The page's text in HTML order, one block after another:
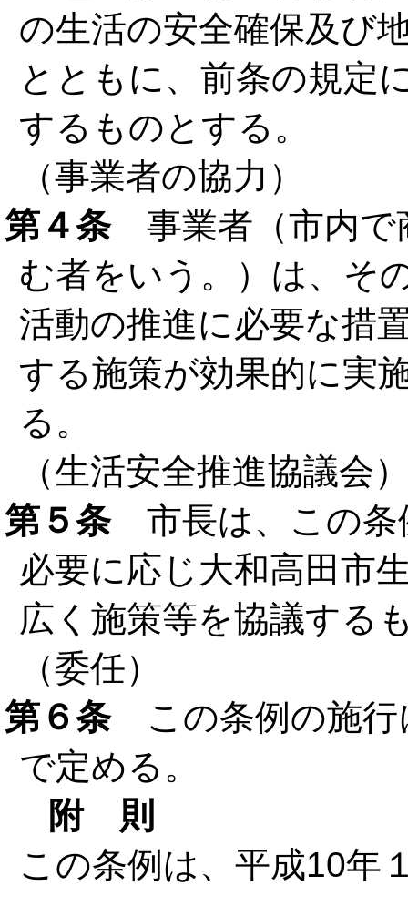
の生活の安全確保及び
とともに、前条の規定
するものとする。
（事業者の協力）
第４条事業者（市内で
む者をいう。）は、そ
活動の推進に必要な措
する施策が効果的に実
る。
（生活安全推進協議会
第５条市長は、この条
必要に応じ大和高田市
広く施策等を協議する
（委任）
第６条この条例の施行
で定める。
附 則
この条例は、平成10年